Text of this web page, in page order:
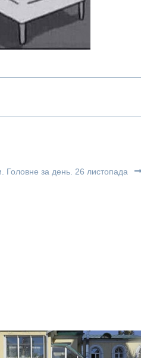
Головне за день. 26 листопада